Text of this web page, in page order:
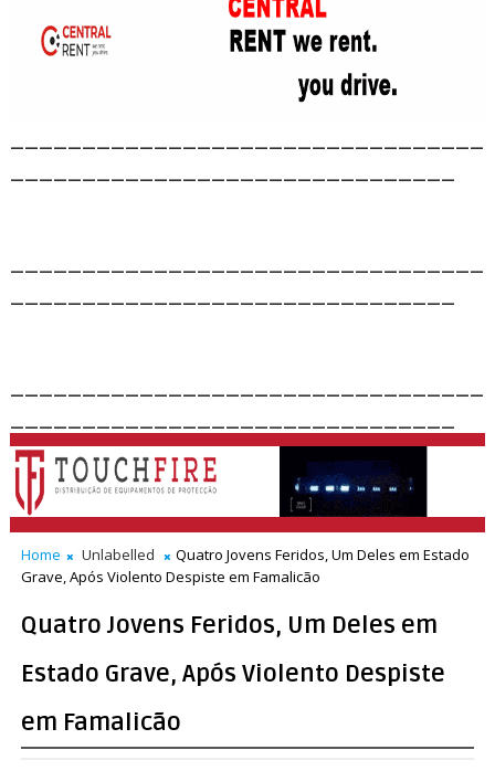
Home Unlabelled
Quatro Jovens Feridos, Um Deles em Estado
Grave, Após Violento Despiste em Famalicão
Quatro Jovens Feridos, Um Deles em
Estado Grave, Após Violento Despiste
em Famalicão